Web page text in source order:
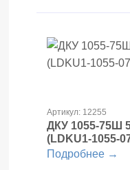
Артикул: 12255
ДКУ 1055-75Ш
(LDKU1-1055-
Подробнее →